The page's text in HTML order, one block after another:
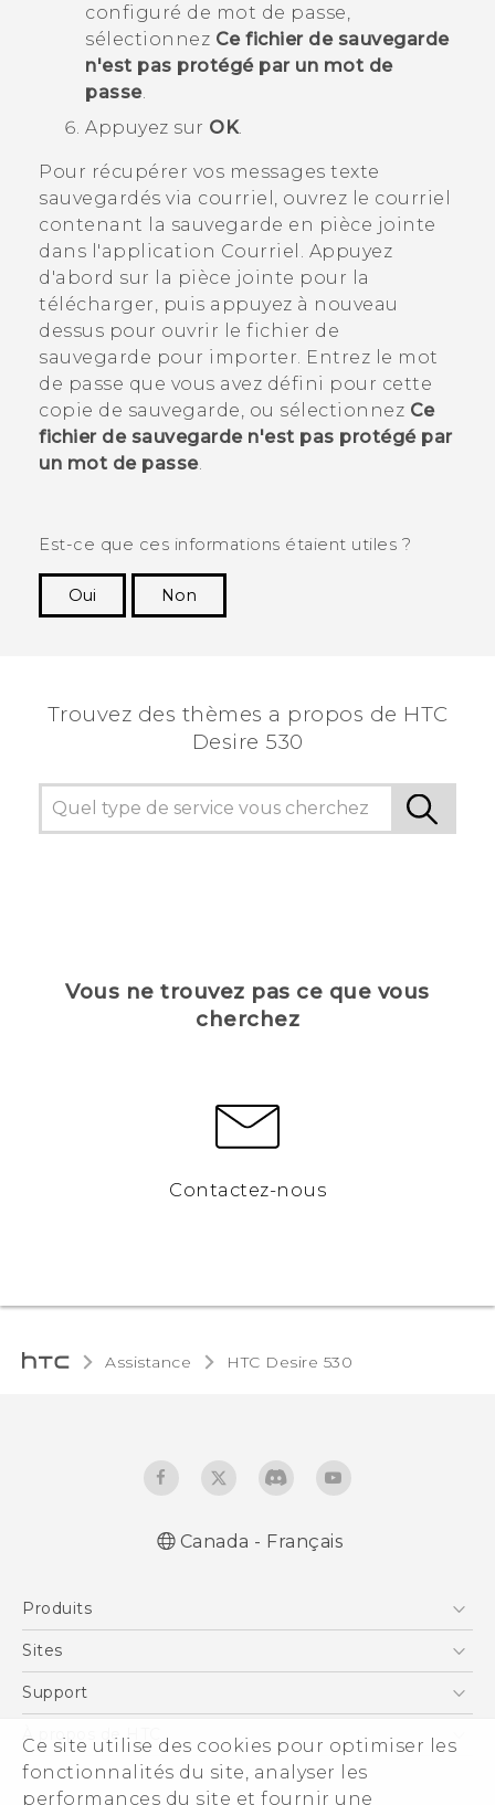
Ce site utilise des cookies pour optimiser les
fonctionnalités du site, analyser les
performances du site et fournir une
configuré de mot de passe,
sélectionnez Ce fichier de sauvegarde
n'est pas protégé par un mot de
passe.
Appuyez sur OK.
Pour récupérer vos messages texte
sauvegardés via courriel, ouvrez le courriel
contenant la sauvegarde en pièce jointe
dans l'application Courriel
. Appuyez
d'abord sur la pièce jointe pour la
télécharger, puis appuyez à nouveau
dessus pour ouvrir le fichier de
sauvegarde pour importer. Entrez le mot
de passe que vous avez défini pour cette
copie de sauvegarde, ou sélectionnez Ce
fichier de sauvegarde n'est pas protégé par
un mot de passe.
Est-ce que ces informations étaient utiles ?
Oui
Non
Trouvez des thèmes a propos de HTC
Desire 530
Vous ne trouvez pas ce que vous
cherchez
Contactez-nous
Assistance HTC Desire 530‎
English - User manual
Canada - Français
Produits
5G
EXODUS
VIVE
VIVEPORT
Sites
HTC Dev
Support
Statut de la commande
Aide à la commande
À propos de HTC
ESG